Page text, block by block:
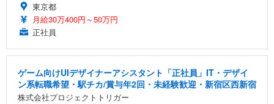
東京都
月給30万400円～50万円
正社員
ゲーム向けUIデザイナーアシスタント「正社員」IT・デザイ
ン系転職希望・駅チカ/賞与年2回・未経験歓迎・新宿区西新宿
株式会社プロジェクトトリガー